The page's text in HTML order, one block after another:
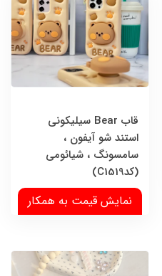
قاب Bear سیلیکونی
استند شو آیفون ،
سامسونگ ، شیائومی
(کدC1519)
نمایش قیمت به همکار